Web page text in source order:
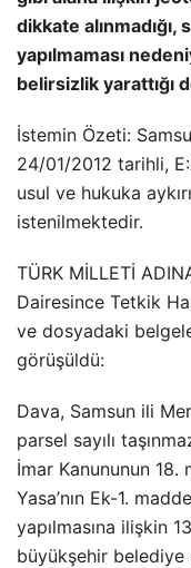
dikkate
yapılmaması
belirsizlik yarattığı
İstemin Özeti:
24/01/2012 tarihli,
usul ve hukuka
istenilmektedir.
TÜRK MİLLETİ
Dairesince Tetkik
ve dosyadaki
görüşüldü:
Dava, Samsun ili
parsel sayılı
İmar Kanununun 18.
Yasa’nın Ek-1.
yapılmasına ilişkin
büyükşehir belediye